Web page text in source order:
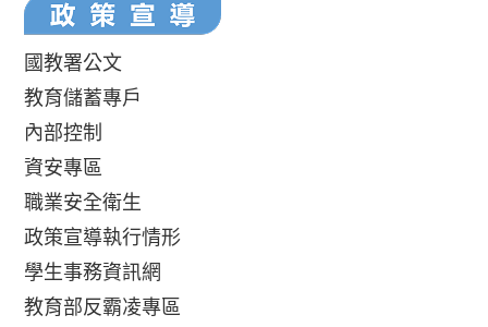
國教署公文
教育儲蓄專戶
內部控制
資安專區
職業安全衛生
政策宣導執行情形
學生事務資訊網
教育部反霸凌專區